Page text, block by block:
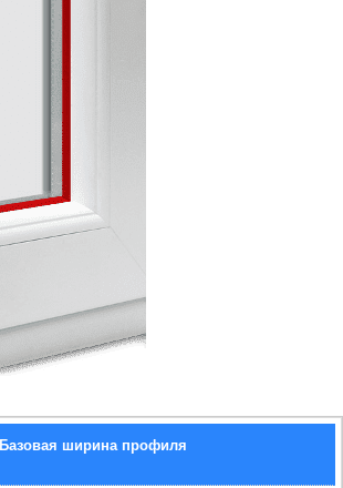
Базовая ширина профиля